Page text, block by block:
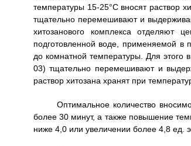
температуры 15-25°С вносят раствор
тщательно перемешивают и
хитозанового комплекса отделяют
подготовленной воде, применяемой в
до комнатной температуры. Для этого
03) тщательно перемешивают и
раствор хитозана хранят при
Оптимальное количество
более 30 минут, а также повышение
ниже 4,0 или увеличении более 4,8 ед.